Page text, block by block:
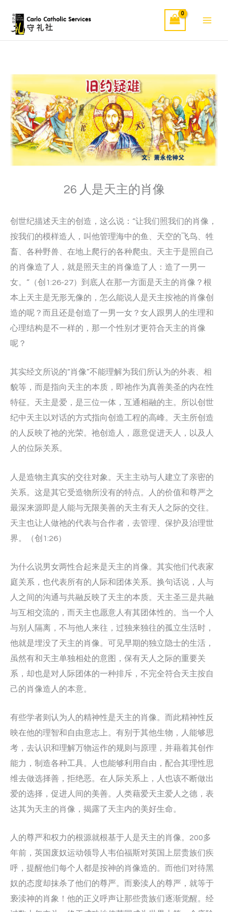
content
26 人是天主的肖像
创世纪描述天主的创造，这么说：“让我们照我们的肖像，
按我们的模样造人，叫他管理海中的鱼、天空的飞鸟、牲
畜、各种野兽、在地上爬行的各种爬虫。天主于是照自己
的肖像造了人，就是照天主的肖像造了人：造了一男一
女。”（创1:26-27）到底人在那一方面是天主的肖像？根
本上天主是无形无像的，怎么能说人是天主按祂的肖像创
造的呢？而且还是创造了一男一女？女人跟男人的生理和
心理结构是不一样的，那一个性别才更符合天主的肖像
呢？
其实经文所说的“肖像”不能理解为我们所认为的外表、相
貌等，而是指向天主的本质，即祂作为真善美圣的内在性
特征。天主是爱，是三位一体，互通相融的主。所以创世
纪中天主以对话的方式指向创造工程的高峰。天主所创造
的人反映了祂的光荣。祂创造人，愿意促进天人，以及人
人的位际关系。
人是造物主真实的交往对象。天主主动与人建立了亲密的
关系。这是其它受造物所没有的特点。人的价值和尊严之
最深来源即是人能与无限美善的天主有天人之际的交往。
天主也让人做祂的代表与合作者，去管理、保护及治理世
界。（创1:26）
为什么说男女两性合起来是天主的肖像。其实他们代表家
庭关系，也代表所有的人际和团体关系。换句话说，人与
人之间的沟通与共融反映了天主的本质。天主圣三是共融
与互相交流的，而天主也愿意人有其团体性的。当一个人
与别人隔离，不与他人来往，过独来独往的孤立生活时，
他就是埋没了天主的肖像。可见早期的独立隐士的生活，
虽然有和天主单独相处的意图，保有天人之际的重要关
系，却也是对人际团体的一种排斥，不完全符合天主按自
己的肖像造人的本意。
有些学者则认为人的精神性是天主的肖像。而此精神性反
映在他的理智和自由意志上。有别于其他生物，人能够思
考，去认识和理解万物运作的规则与原理，并藉着其创作
能力，制造各种工具。人也能够利用自由，配合其理性思
维去做选择善，拒绝恶。在人际关系上，人也该不断做出
爱的选择，促进人间的美善。人类藉爱天主爱人之德，表
达其为天主的肖像，揭露了天主内的美好生命。
人的尊严和权力的根源就根基于人是天主的肖像。200多
年前，英国废奴运动领导人韦伯福斯对英国上层贵族们疾
呼，提醒他们每个人都是按神的肖像造的。而他们对待黑
奴的态度却抹杀了他们的尊严。而亵渎人的尊严，就等于
亵渎神的肖象！他的正义呼声让那些贵族们逐渐觉醒。经